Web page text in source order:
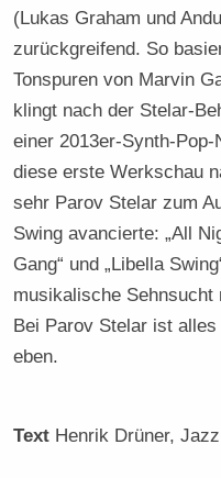
(Lukas Graham und
zurückgreifend. So
Tonspuren von Marvin
klingt nach der Stelar-
einer 2013er-Synth-
diese erste Werkschau
sehr Parov Stelar zum
Swing avancierte: „All
Gang“ und „Libella
musikalische Sehnsucht
Bei Parov Stelar ist alles
eben.
Text Henrik Drüner,